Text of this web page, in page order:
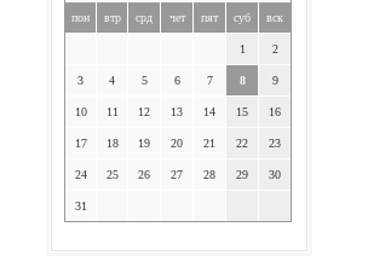
пон втр срд чет пят суб вск
1 2
3 4 5 6 7 8 9
10 11 12 13 14 15 16
17 18 19 20 21 22 23
24 25 26 27 28 29 30
31